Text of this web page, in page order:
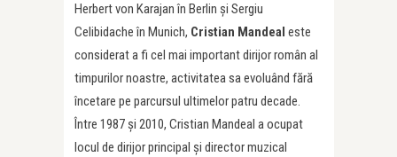
Herbert von Karajan în Berlin și Sergiu
Celibidache în Munich, Cristian Mandeal este
considerat a fi cel mai important dirijor român al
timpurilor noastre, activitatea sa evoluând fără
încetare pe parcursul ultimelor patru decade.
Între 1987 și 2010, Cristian Mandeal a ocupat
locul de dirijor principal și director muzical